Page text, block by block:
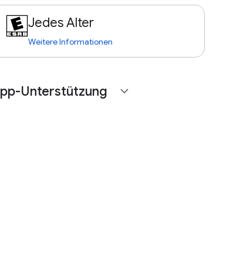
Jedes Alter
Weitere Informationen
Unterstützung expand_more